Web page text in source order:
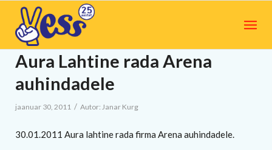
Aura Lahtine rada Arena
auhindadele
jaanuar 30, 2011 / Autor: Janar Kurg
30.01.2011 Aura lahtine rada firma Arena auhindadele.